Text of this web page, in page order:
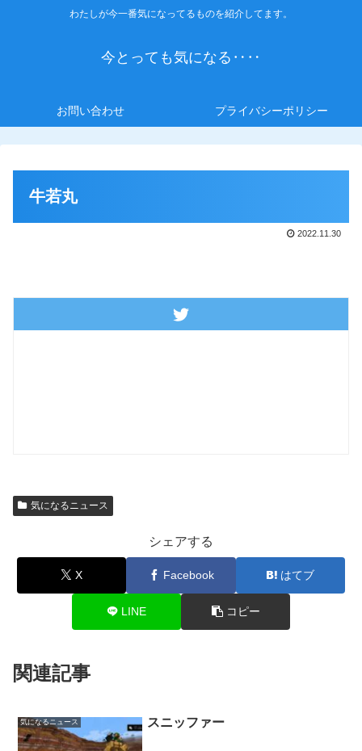
わたしが今一番気になってるものを紹介してます。
今とっても気になる‥‥
お問い合わせ プライバシーポリシー
牛若丸
2022.11.30
気になるニュース
シェアする
X Facebook はてブ
LINE コピー
関連記事
気になるニュース スニッファー